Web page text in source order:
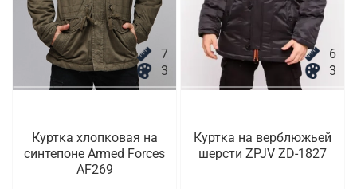
7
3
Куртка хлопковая на
синтепоне Armed Forces
AF269
6
3
Куртка на верблюжьей
шерсти ZPJV ZD-1827